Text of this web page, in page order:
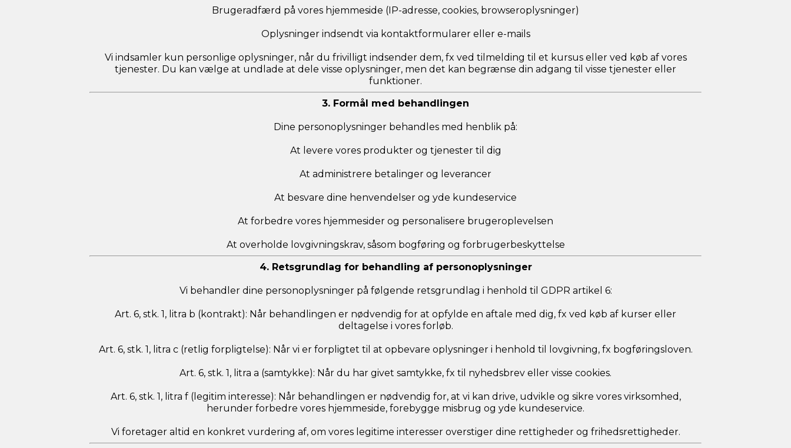
Brugeradfærd på vores hjemmeside (IP-adresse, cookies, browseroplysninger)
Oplysninger indsendt via kontaktformularer eller e-mails
Vi indsamler kun personlige oplysninger, når du frivilligt indsender dem, fx ved tilmelding til et kursus eller ved køb af vores
tjenester. Du kan vælge at undlade at dele visse oplysninger, men det kan begrænse din adgang til visse tjenester eller
funktioner.
3. Formål med behandlingen
Dine personoplysninger behandles med henblik på:
At levere vores produkter og tjenester til dig
At administrere betalinger og leverancer
At besvare dine henvendelser og yde kundeservice
At forbedre vores hjemmesider og personalisere brugeroplevelsen
At overholde lovgivningskrav, såsom bogføring og forbrugerbeskyttelse
4. Retsgrundlag for behandling af personoplysninger
Vi behandler dine personoplysninger på følgende retsgrundlag i henhold til GDPR artikel 6:
Art. 6, stk. 1, litra b (kontrakt): Når behandlingen er nødvendig for at opfylde en aftale med dig, fx ved køb af kurser eller
deltagelse i vores forløb.
Art. 6, stk. 1, litra c (retlig forpligtelse): Når vi er forpligtet til at opbevare oplysninger i henhold til lovgivning, fx bogføringsloven.
Art. 6, stk. 1, litra a (samtykke): Når du har givet samtykke, fx til nyhedsbrev eller visse cookies.
Art. 6, stk. 1, litra f (legitim interesse): Når behandlingen er nødvendig for, at vi kan drive, udvikle og sikre vores virksomhed,
herunder forbedre vores hjemmeside, forebygge misbrug og yde kundeservice.
Vi foretager altid en konkret vurdering af, om vores legitime interesser overstiger dine rettigheder og frihedsrettigheder.